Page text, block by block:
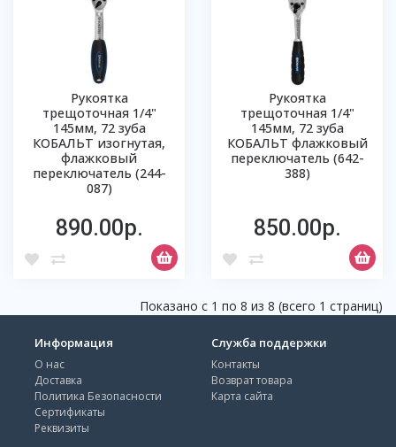
Рукоятка
трещоточная 1/4"
145мм, 72 зуба
КОБАЛЬТ изогнутая,
флажковый
переключатель (244-
087)
890.00р.
Рукоятка
трещоточная 1/4"
145мм, 72 зуба
КОБАЛЬТ флажковый
переключатель (642-
388)
850.00р.
Показано с 1 по 8 из 8 (всего 1 страниц)
Информация
О нас
Доставка
Политика Безопасности
Сертификаты
Реквизиты
Служба поддержки
Контакты
Возврат товара
Карта сайта